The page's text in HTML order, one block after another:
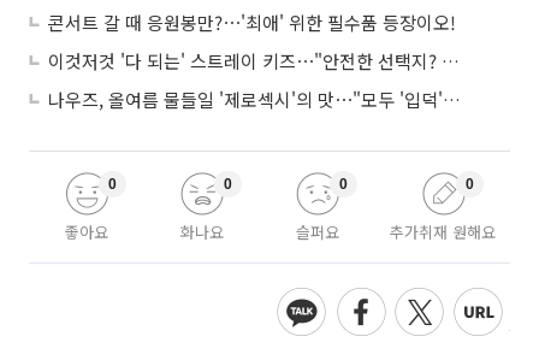
콘서트 갈 때 응원봉만?⋯'최애' 위한 필수품 등장이오!
이것저것 '다 되는' 스트레이 키즈⋯"안전한 선택지? 도전이 재밌죠"
나우즈, 올여름 물들일 '제로섹시'의 맛⋯"모두 '입덕'시킬 것"
좋아요
0
화나요
0
슬퍼요
0
추가취재 원해요
0